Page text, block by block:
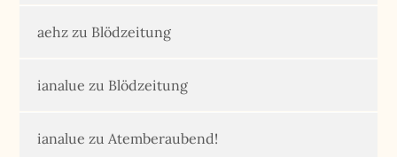
aehz zu Blödzeitung
ianalue zu Blödzeitung
ianalue zuAtemberaubend!